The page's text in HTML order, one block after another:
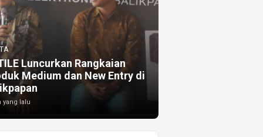
Luncurkan Rangkaian
Medium dan New Entry di
yang lalu